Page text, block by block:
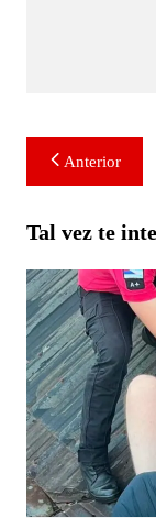
Navegación
de
entradas
Anterior
Tal vez te